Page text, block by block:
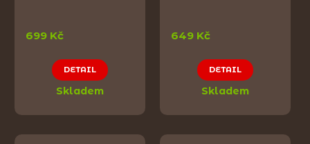
699 Kč
DETAIL
Skladem
649 Kč
DETAIL
Skladem